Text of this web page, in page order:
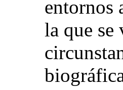
entornos
la que se